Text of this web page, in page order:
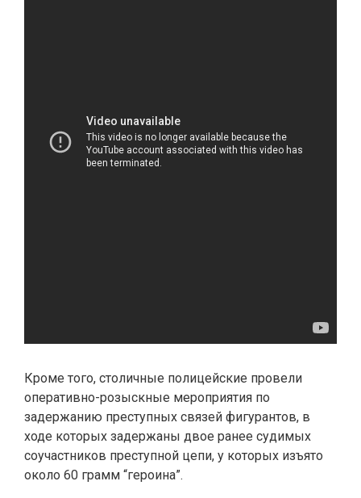
Кроме того, столичные полицейские провели
оперативно-розыскные мероприятия по
задержанию преступных связей фигурантов, в
ходе которых задержаны двое ранее судимых
соучастников преступной цепи, у которых изъято
около 60 грамм “героина”.